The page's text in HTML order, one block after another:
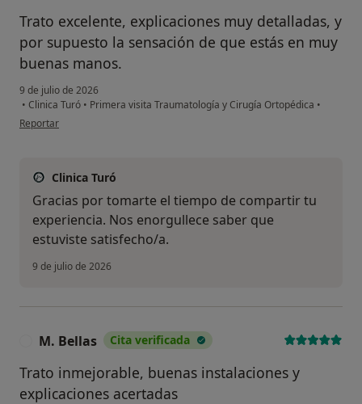
Trato excelente, explicaciones muy detalladas, y
por supuesto la sensación de que estás en muy
buenas manos.
9 de julio de 2026
• Clinica Turó • Primera visita Traumatología y Cirugía Ortopédica •
en opinión del usuario Roberto
Reportar
Clinica Turó
Gracias por tomarte el tiempo de compartir tu
experiencia. Nos enorgullece saber que
estuviste satisfecho/a.
9 de julio de 2026
M. Bellas Cita verificada
Trato inmejorable, buenas instalaciones y
explicaciones acertadas